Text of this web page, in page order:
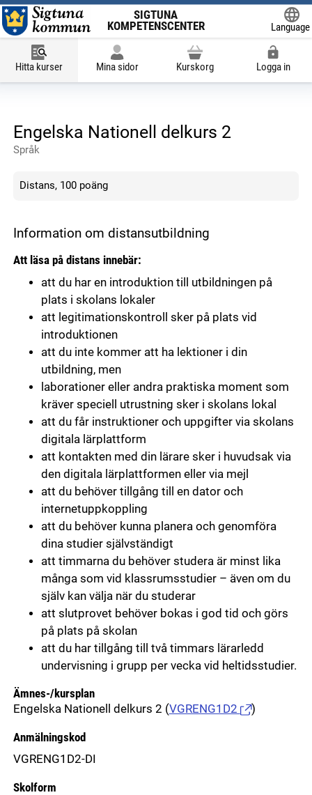
SIGTUNA
KOMPETENSCENTER
Language
Hitta kurser Mina sidor Kurskorg Logga in
Engelska Nationell delkurs 2
Språk
Distans, 100 poäng
Information om distansutbildning
Att läsa på distans innebär:
att du har en introduktion till utbildningen på
plats i skolans lokaler
att legitimationskontroll sker på plats vid
introduktionen
att du inte kommer att ha lektioner i din
utbildning, men
laborationer eller andra praktiska moment som
kräver speciell utrustning sker i skolans lokal
att du får instruktioner och uppgifter via skolans
digitala lärplattform
att kontakten med din lärare sker i huvudsak via
den digitala lärplattformen eller via mejl
att du behöver tillgång till en dator och
internetuppkoppling
att du behöver kunna planera och genomföra
dina studier självständigt
att timmarna du behöver studera är minst lika
många som vid klassrumsstudier – även om du
själv kan välja när du studerar
att slutprovet behöver bokas i god tid och görs
på plats på skolan
att du har tillgång till två timmars lärarledd
undervisning i grupp per vecka vid heltidsstudier.
Ämnes-/kursplan
Engelska Nationell delkurs 2 (VGRENG1D2 )
Anmälningskod
VGRENG1D2-DI
Skolform